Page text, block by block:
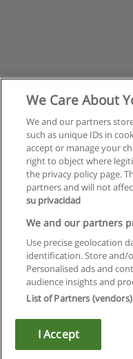
Copyright © Educaedu
We Care About
We and our partners
such as unique IDs in
accept or manage your
right to object where
the privacy policy page.
partners and will not
su privacidad
We and our partners
Use precise geolocation
identification. Store and/
Personalised ads and
audience insights and
List of Partners (vendors)
I Accept